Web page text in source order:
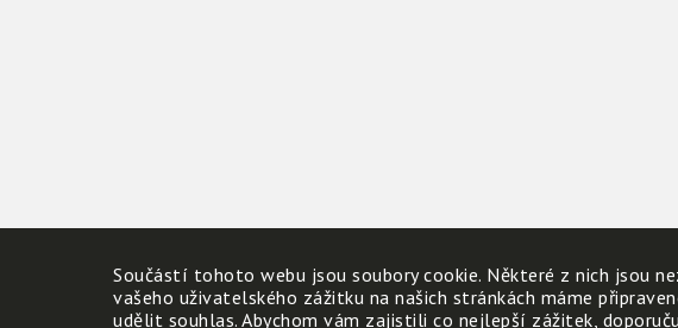
Součástí tohoto webu jsou soubory cookie. Některé z nich jsou
vašeho uživatelského zážitku na našich stránkách máme
udělit souhlas. Abychom vám zajistili co nejlepší zážitek,